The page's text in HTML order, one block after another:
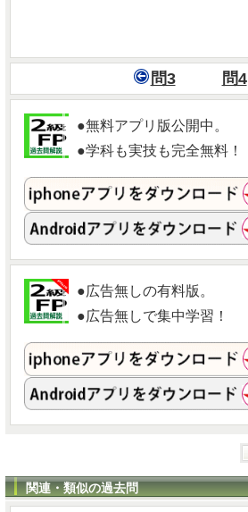
問3 問4
●無料アプリ版公開中。
●学科も実技も完全無料！
●広告無しの有料版。
●広告無しで集中学習！
関連・類似の過去問